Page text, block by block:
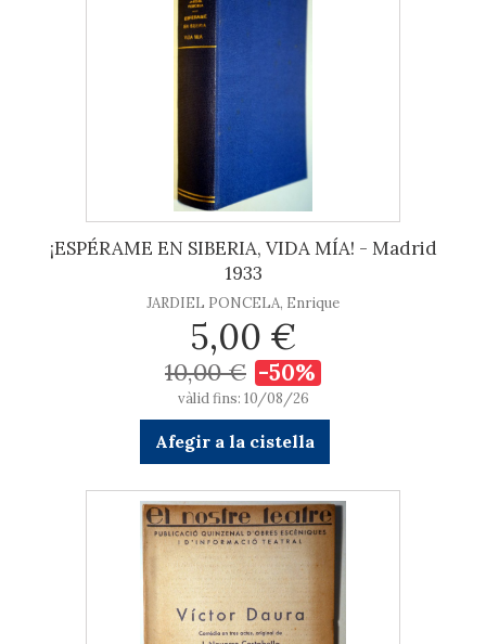
¡ESPÉRAME EN SIBERIA, VIDA MÍA! - Madrid
1933
JARDIEL PONCELA, Enrique
5,00 €
10,00 € -50%
vàlid fins: 10/08/26
Afegir a la cistella